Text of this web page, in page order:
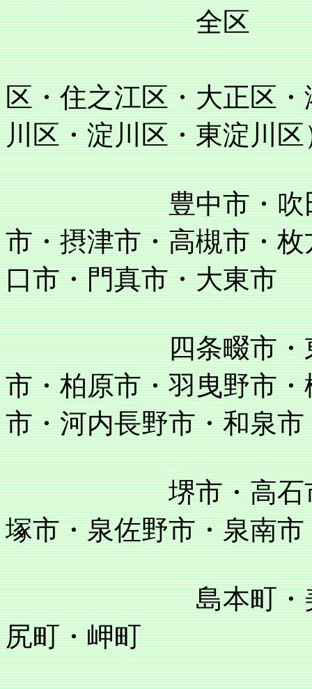
全区
住吉区・阿
区・住之江区・大正区
川区・淀川区・東淀川区
豊中市・吹田市・
市・摂津市・高槻市・
口市・門真市・大東市
四条畷市・東大
市・柏原市・羽曳野市
市・河内長野市・和泉市
堺市・高石市・泉
塚市・泉佐野市・泉南
島本町・美原町
尻町・岬町